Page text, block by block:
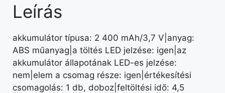
Leírás
akkumulátor típusa: 2 400 mAh/3,7 V|anyag:
ABS műanyag|a töltés LED jelzése: igen|az
akkumulátor állapotának LED-es jelzése:
nem|elem a csomag része: igen|értékesítési
csomagolás: 1 db, doboz|feltöltési idő: 4,5